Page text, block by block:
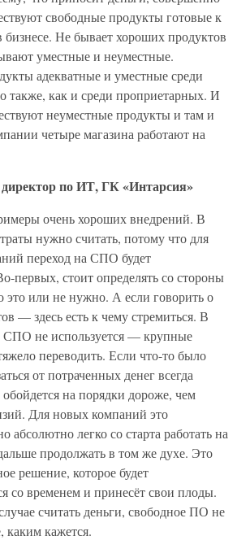
свободные продукты готовые к
Не бывает хороших продуктов
уместные и неуместные.
адекватные и уместные среди
также, как и среди проприетарных. И
неуместные продукты и там и
четыре магазина работают на
по ИТ, ГК «Интарсия»
очень хороших внедрений. В
нужно считать, потому что для
переход на СПО будет
первых, стоит определять со стороны
или не нужно. А если говорить о
— здесь есть к чему стремиться. В
не используется — крупные
переводить. Если что-то было
от потраченных денег всегда
на порядки дороже, чем
Для новых компаний это
абсолютно легко со старта работать на
продолжать в том же духе. Это
решение, которое будет
со временем и принесёт свои плоды.
считать деньги, свободное ПО не
каким кажется.